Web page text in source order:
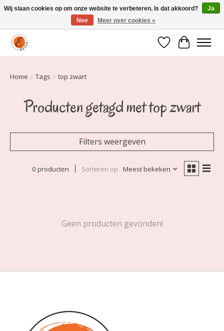
Elily is er om jou te laten stralen! Mode vanaf maat 34 t/m 54
Verlanglijst
Home / Tags / top zwart
Producten getagd met top zwart
Filters weergeven
0 producten Sorteren op Meest bekeken
Geen producten gevonden!
Wij slaan cookies op om onze website te verbeteren. Is dat akkoord?
Ja
Nee
Meer over cookies »